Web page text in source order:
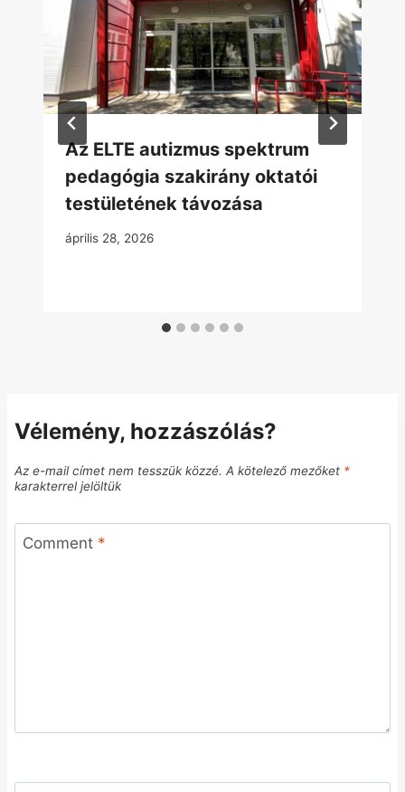
Az ELTE autizmus spektrum
pedagógia szakirány oktatói
testületének távozása
április 28, 2026
Vélemény, hozzászólás?
Az e-mail címet nem tesszük közzé. A kötelező mezőket *
karakterrel jelöltük
Comment *